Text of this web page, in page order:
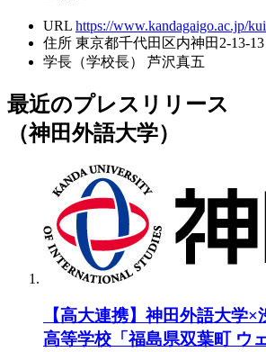
URL https://www.kandagaigo.ac.jp/
住所 東京都千代田区内神田2-13-13
学長（学校長）
芦沢真五
最近のプレスリリース
（神田外語大学）
【高大連携】神田外語大学
高等学校「福島県双葉町 ウ